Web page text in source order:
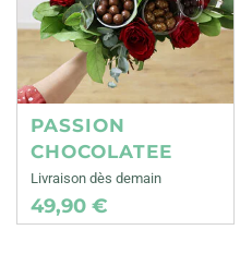
PASSION
CHOCOLATEE
Livraison dès demain
49,90 €